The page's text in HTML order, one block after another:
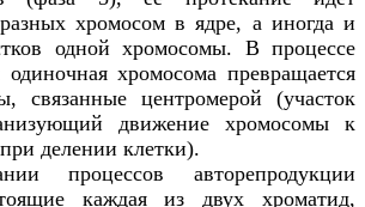
хромосом в ядре, а иногда и
одной хромосомы. В процессе
одиночная хромосома превращается
связанные центромерой (участок
движение хромосомы к
делении клетки).
процессов авторепродукции
каждая из двух хроматид,